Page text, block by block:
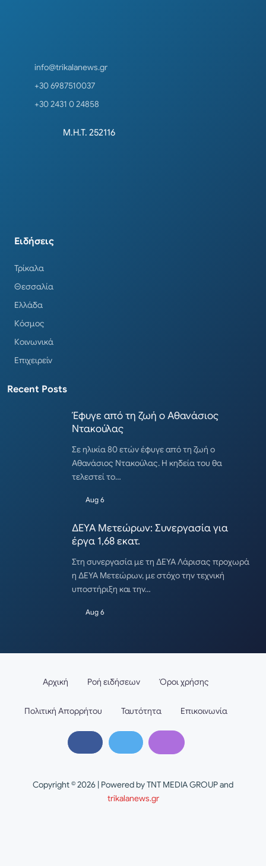
info@trikalanews.gr
+30 6987510037
+30 2431 0 24858
Μ.Η.Τ. 252116
Ειδήσεις
Τρίκαλα
Θεσσαλία
Ελλάδα
Κόσμος
Κοινωνικά
Επιχειρείν
Recent Posts
Έφυγε από τη ζωή ο Αθανάσιος
Ντακούλας
Σε ηλικία 80 ετών έφυγε από τη ζωή ο
Αθανάσιος Ντακούλας. Η κηδεία του θα
τελεστεί το…
Aug 6
ΔΕΥΑ Μετεώρων: Συνεργασία για
έργα 1,68 εκατ.
Στη συνεργασία με τη ΔΕΥΑ Λάρισας προχωρά
η ΔΕΥΑ Μετεώρων, με στόχο την τεχνική
υποστήριξη και την…
Aug 6
Copyright © 2026 | Powered by TNT MEDIA GROUP and
trikalanews.gr
Αρχική Ροή ειδήσεων Όροι χρήσης
Πολιτική Απορρήτου Ταυτότητα Επικοινωνία